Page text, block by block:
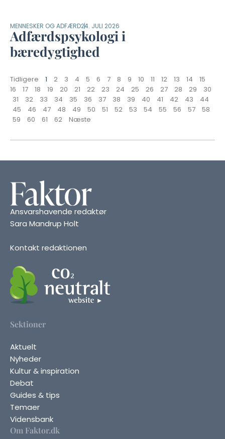
MENNESKER OG ADFÆRD24. JULI 2026
Adfærdspsykologi i
bæredygtighed
Tidligere 1 2 3 4 5 6 7 8 9 10 11 12 13 14
15
16
17 18 19 20 21 22 23 24 25 26 27 28 29
30
31
32 33 34 35 36 37 38 39 40 41 42 43
44
45
46 47 48 49 50 51 52 53 54 55 56 57
58
59
60 61 62 Næste
Ansvarshavende redaktør
Sara Mandrup Holt
Kontakt redaktionen
Sektioner
Aktuelt
Nyheder
Kultur & inspiration
Debat
Guides & tips
Temaer
Vidensbank
Om Faktor.dk